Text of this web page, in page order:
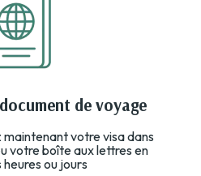
de voyage
votre visa dans
votre boîte aux lettres en
ou jours